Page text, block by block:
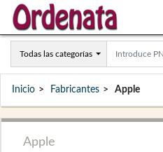
Todas las categorías
Inicio Fabricantes Apple
Apple